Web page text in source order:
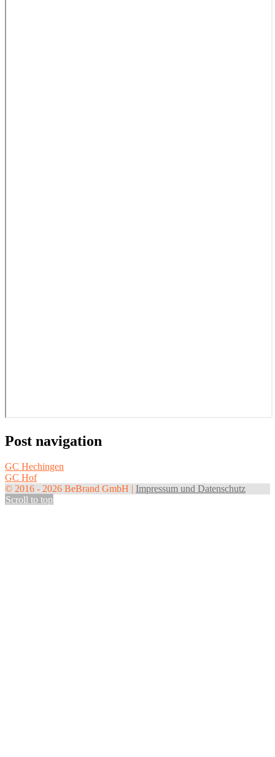
Post navigation
GC Hechingen
GC Hof
© 2016 - 2026 BeBrand GmbH | Impressum und Datenschutz
Scroll to top